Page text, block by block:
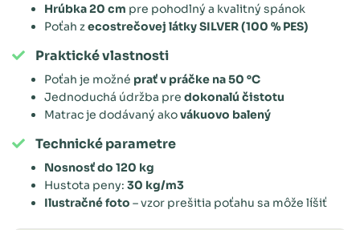
Hrúbka 20 cm pre pohodlný a kvalitný spánok
Poťah zecostrečovej látky SILVER (100 % PES)
Praktické vlastnosti
Poťah je možné prať v práčke na 50 °C
Jednoduchá údržba pre dokonalú čistotu
Matrac je dodávaný akovákuovo balený
Technické parametre
Nosnosť do 120 kg
Hustota peny: 30 kg/m3
Ilustračné foto – vzor prešitia poťahu sa môže líšiť